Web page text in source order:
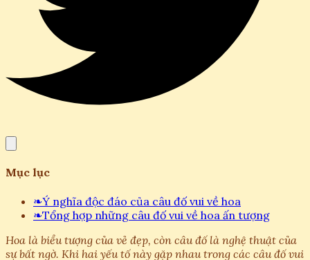
Mục lục
❧Ý nghĩa độc đáo của câu đố vui về hoa
❧Tổng hợp những câu đố vui về hoa ấn tượng
Hoa là biểu tượng của vẻ đẹp, còn câu đố là nghệ thuật của
sự bất ngờ. Khi hai yếu tố này gặp nhau trong các câu đố vui